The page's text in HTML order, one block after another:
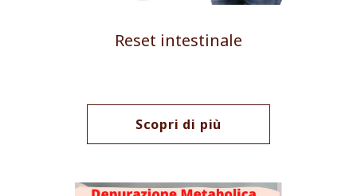
Reset intestinale
Scopri di più